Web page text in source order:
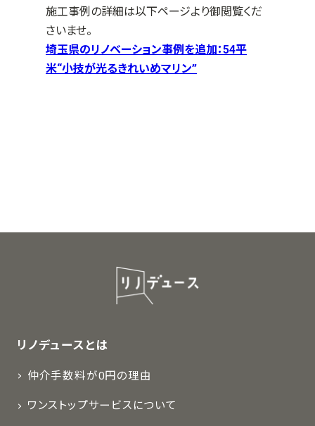
施工事例の詳細は以下ページより御閲覧くだ
さいませ。
埼玉県のリノベーション事例を追加：54平
米“小技が光るきれいめマリン”
リノデュースとは
仲介手数料が0円の理由
ワンストップサービスについて